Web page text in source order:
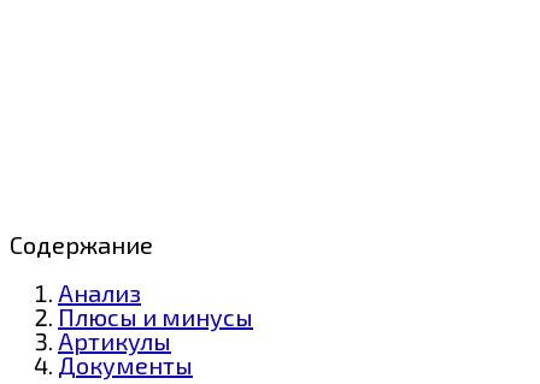
Содержание
Анализ
Плюсы и минусы
Артикулы
Документы